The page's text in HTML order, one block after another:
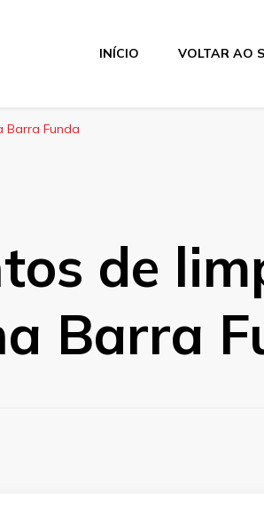
INÍCIO VOLTAR AO
Barra Funda
de
Barra